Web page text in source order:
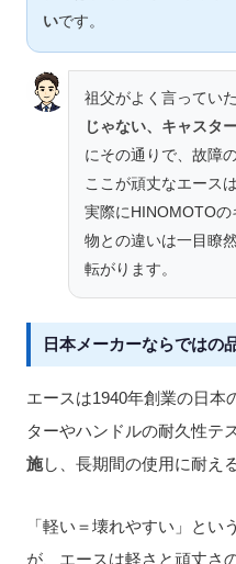
いです。
祖父がよく言ってい
じゃない、キャスタ
にその通りで、故障
ここが頑丈なエース
実際にHINOMOTO
物との違いは一目瞭
転がります。
日本メーカーならではの
エースは1940年創業の日本
ターやハンドルの耐久性テ
施し、長期間の使用に耐え
「軽い＝壊れやすい」とい
が、エースは軽さと頑丈さ